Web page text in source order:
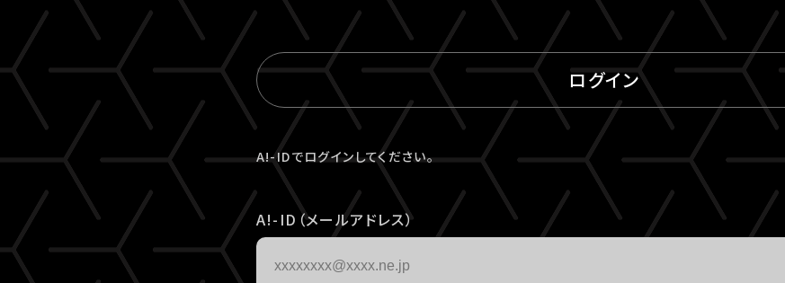
ログイン
A!-IDでログインしてください。
A!-ID（メールアドレス）